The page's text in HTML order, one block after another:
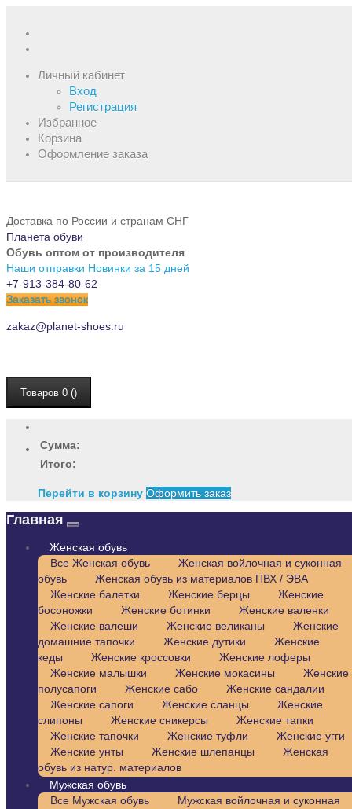
Личный кабинет
Вход
Регистрация
Избранное
Корзина
Оформление заказа
Доставка по России и странам СНГ
Планета обуви
Обувь оптом от производителя
Наши отправки Новинки за 15 дней
+7-913-384-80-62
Заказать звонок
zakaz@planet-shoes.ru
Товаров 0 ()
Сумма:
Итого:
Перейти в корзину Оформить заказ
Главная
Женская обувь
Все Женская обувь
Женская войлочная и суконная
обувь
Женская обувь из материалов ПВХ / ЭВА
Женские балетки
Женские берцы
Женские
босоножки
Женские ботинки
Женские валенки
Женские валеши
Женские великаны
Женские
домашние тапочки
Женские дутики
Женские
кеды
Женские кроссовки
Женские лоферы
Женские малышки
Женские мокасины
Женские
полусапоги
Женские сабо
Женские сандалии
Женские сапоги
Женские сланцы
Женские
слипоны
Женские сникерсы
Женские тапки
Женские тапочки
Женские туфли
Женские угги
Женские унты
Женские шлепанцы
Женская
обувь из натур. материалов
Мужская обувь
Все Мужская обувь
Мужская войлочная и суконная